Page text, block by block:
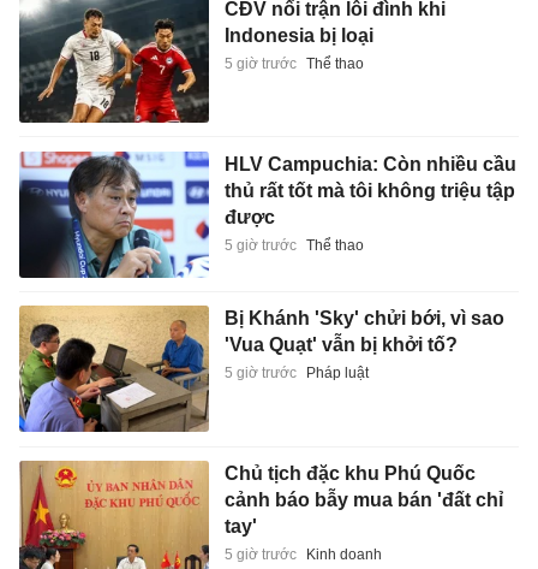
CĐV nổi trận lôi đình khi
Indonesia bị loại
5 giờ trước Thể thao
HLV Campuchia: Còn nhiều cầu
thủ rất tốt mà tôi không triệu tập
được
5 giờ trước Thể thao
Bị Khánh 'Sky' chửi bới, vì sao
'Vua Quạt' vẫn bị khởi tố?
5 giờ trước Pháp luật
Chủ tịch đặc khu Phú Quốc
cảnh báo bẫy mua bán 'đất chỉ
tay'
5 giờ trước Kinh doanh